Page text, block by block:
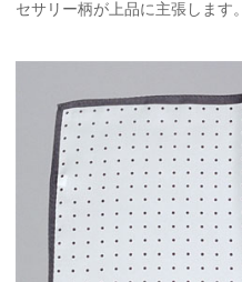
セサリー柄が上品に主張します。